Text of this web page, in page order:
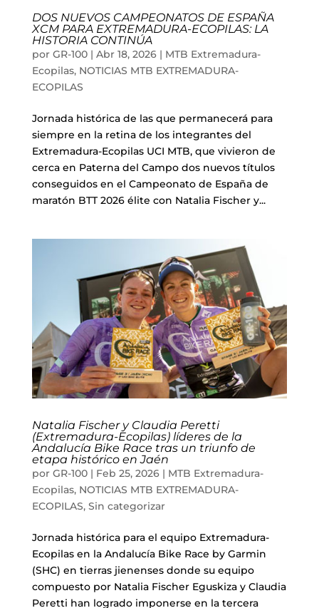
Mantenimiento de bicicletas
DOS NUEVOS CAMPEONATOS DE ESPAÑA
XCM PARA EXTREMADURA-ECOPILAS: LA
HISTORIA CONTINÚA
por GR-100| Abr 18, 2026| MTB Extremadura-
Ecopilas, NOTICIAS MTB EXTREMADURA-
ECOPILAS
Jornada histórica de las que permanecerá para
siempre en la retina de los integrantes del
Extremadura-Ecopilas UCI MTB, que vivieron de
cerca en Paterna del Campo dos nuevos títulos
conseguidos en el Campeonato de España de
maratón BTT 2026 élite con Natalia Fischer y...
Natalia Fischer y Claudia Peretti
(Extremadura-Ecopilas) líderes de la
Andalucía Bike Race tras un triunfo de
etapa histórico en Jaén
por GR-100| Feb 25, 2026| MTB Extremadura-
Ecopilas, NOTICIAS MTB EXTREMADURA-
ECOPILAS, Sin categorizar
Jornada histórica para el equipo Extremadura-
Ecopilas en la Andalucía Bike Race by Garmin
(SHC) en tierras jienenses donde su equipo
compuesto por Natalia Fischer Eguskiza y Claudia
Peretti han logrado imponerse en la tercera